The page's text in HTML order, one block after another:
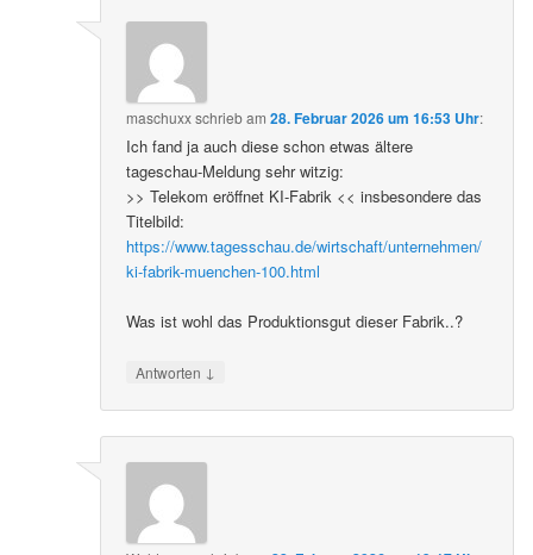
maschuxxschriebam28. Februar 2026 um 16:53 Uhr:
Ich fand ja auch diese schon etwas ältere
tageschau-Meldung sehr witzig:
>> Telekom eröffnet KI-Fabrik << insbesondere das
Titelbild:
https://www.tagesschau.de/wirtschaft/unternehmen/
ki-fabrik-muenchen-100.html
Was ist wohl das Produktionsgut dieser Fabrik..?
Antworten ↓